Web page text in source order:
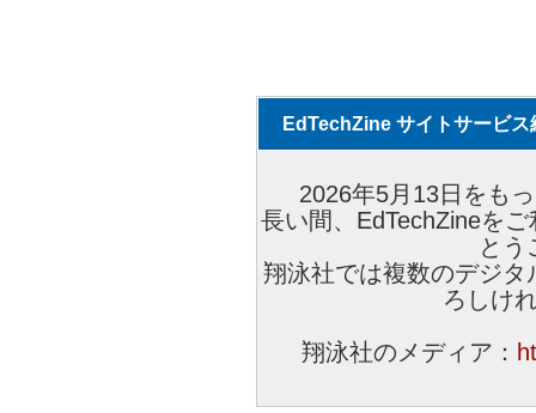
EdTechZine サイトサービス
2026年5月13日をも
長い間、EdTechZineを
とう
翔泳社では複数のデジ
ろしけ
翔泳社のメディア：